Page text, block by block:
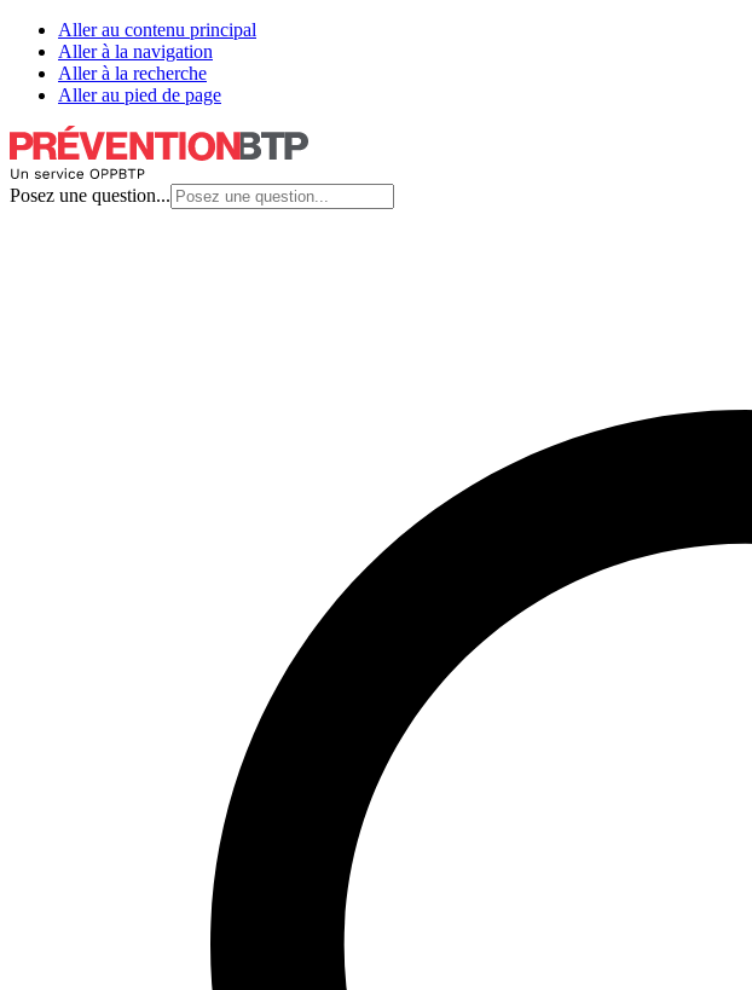
Aller au contenu principal
Aller à la navigation
Aller à la recherche
Aller au pied de page
Posez une question...